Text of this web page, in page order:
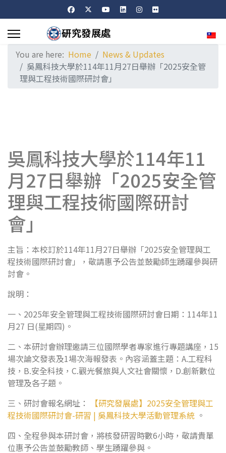
You are here: Home
News & Updates
吳鳳科技大學於114年11月27日舉辦「2025安全管
理與工程技術國際研討會」
吳鳳科技大學於114年11
月27日舉辦「2025安全管
理與工程技術國際研討
會」
主旨：本校訂於114年11月27日舉辦「2025安全管理與工
程技術國際研討會」，敬請惠予公告並鼓勵師生踴躍參與研
討會。
說明：
一、2025年安全管理與工程技術國際研討會日期：114年11
月27 日(星期四)。
二、本研討會辦理邀請三位國際學者專家進行專題講座，15
場次論文發表及1場次海報發表。內容涵蓋主題：A.工程科
技，B.安全科技，C.觀光餐旅與人文社會關懷，D.創新數位
管理及各子題。
三、研討會報名網址：
【研究發展處】2025安全管理與工
程技術國際研討會-研習 | 吳鳳科技大學活動管理系統 。
四、全程參與本研討會，將核發研習時數6小時，敬請貴單
位惠予公告並鼓勵教師、學生踴躍參與。